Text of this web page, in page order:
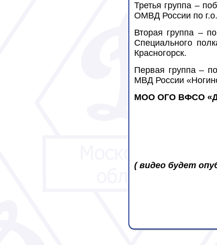
Третья группа –
ОМВД России по
Вторая группа –
Специального
Красногорск.
Первая группа –
МВД России
МОО ОГО ВФСО
( видео будет